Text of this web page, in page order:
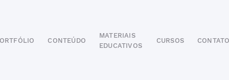
CONTEÚDO
MATERIAIS
EDUCATIVOS
CURSOS